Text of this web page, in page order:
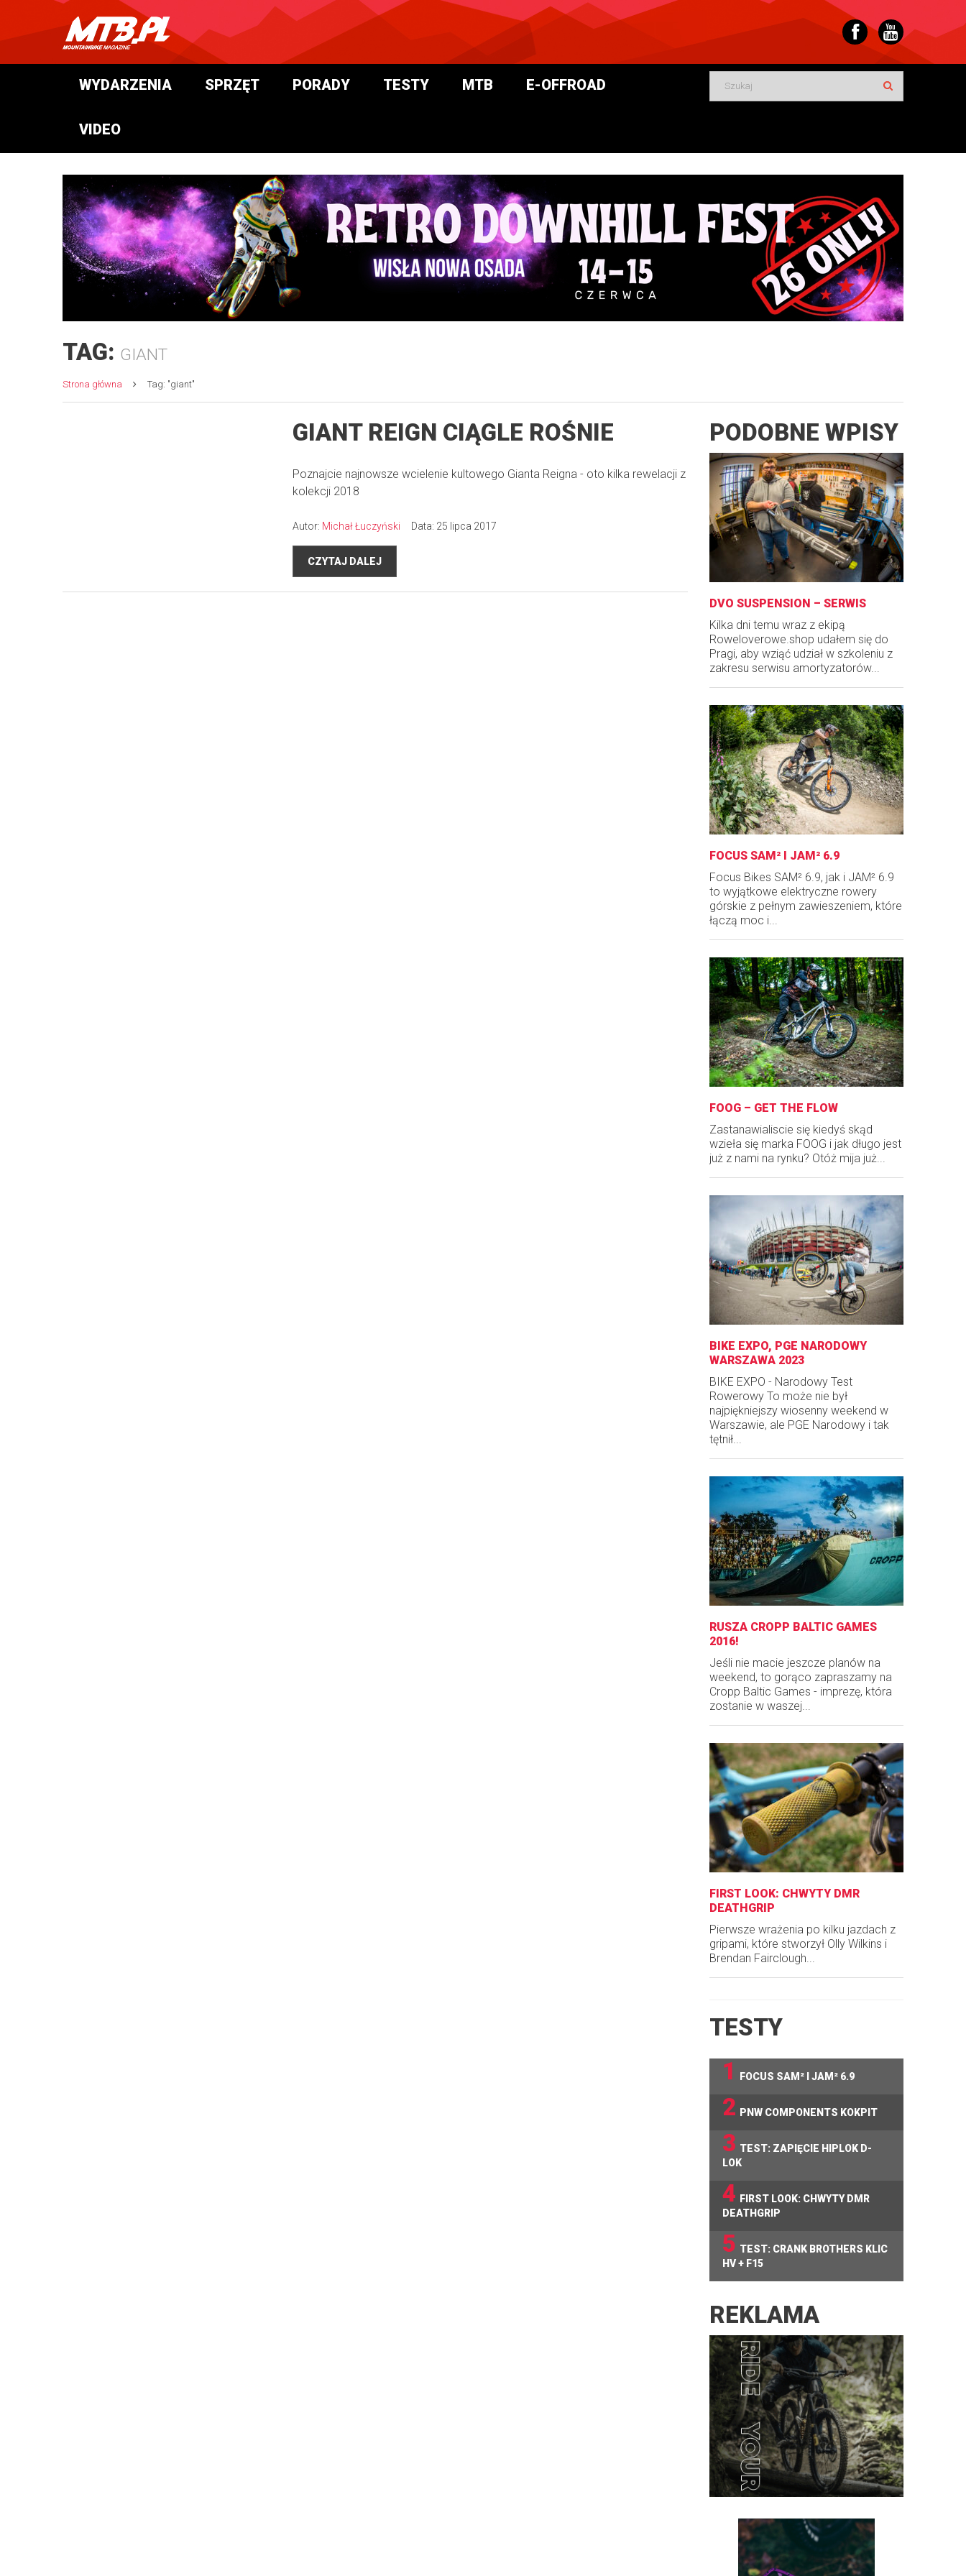
WYDARZENIA SPRZĘT PORADY TESTY MTB E-OFFROAD
VIDEO
TAG: GIANT
Strona główna Tag: "giant"
GIANT REIGN CIĄGLE ROŚNIE
Poznajcie najnowsze wcielenie kultowego Gianta Reigna - oto kilka rewelacji z
kolekcji 2018
Autor: Michał Łuczyński Data: 25 lipca 2017
CZYTAJ DALEJ
PODOBNE WPISY
DVO SUSPENSION – SERWIS
Kilka dni temu wraz z ekipą
Roweloverowe.shop udałem się do
Pragi, aby wziąć udział w szkoleniu z
zakresu serwisu amortyzatorów...
FOCUS SAM² I JAM² 6.9
Focus Bikes SAM² 6.9, jak i JAM² 6.9
to wyjątkowe elektryczne rowery
górskie z pełnym zawieszeniem, które
łączą moc i...
FOOG – GET THE FLOW
Zastanawialiscie się kiedyś skąd
wzieła się marka FOOG i jak długo jest
już z nami na rynku? Otóż mija już...
BIKE EXPO, PGE NARODOWY
WARSZAWA 2023
BIKE EXPO - Narodowy Test
Rowerowy To może nie był
najpiękniejszy wiosenny weekend w
Warszawie, ale PGE Narodowy i tak
tętnił...
RUSZA CROPP BALTIC GAMES
2016!
Jeśli nie macie jeszcze planów na
weekend, to gorąco zapraszamy na
Cropp Baltic Games - imprezę, która
zostanie w waszej...
FIRST LOOK: CHWYTY DMR
DEATHGRIP
Pierwsze wrażenia po kilku jazdach z
gripami, które stworzył Olly Wilkins i
Brendan Fairclough...
TESTY
1
FOCUS SAM² I JAM² 6.9
2 PNW COMPONENTS KOKPIT
3 TEST: ZAPIĘCIE HIPLOK D-
LOK
4 FIRST LOOK: CHWYTY DMR
DEATHGRIP
5 TEST: CRANK BROTHERS KLIC
HV + F15
REKLAMA